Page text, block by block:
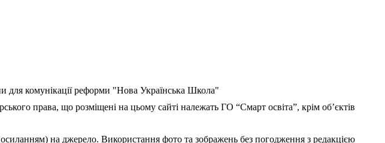
для комунікації реформи "Нова Українська Школа"
права, що розміщені на цьому сайті належать ГО “Смарт освіта”, крім об’єктів
на джерело. Використання фото та зображень без погодження з редакцією